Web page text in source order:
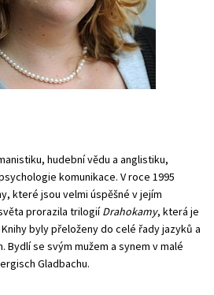
hudební vědu a anglistiku,
komunikace. V roce 1995
které jsou velmi úspěšné v jejím
prorazila trilogiíDrahokamy, která je
byly přeloženy do celé řady jazyků a
Bydlí se svým mužem a synem v malé
Gladbachu.